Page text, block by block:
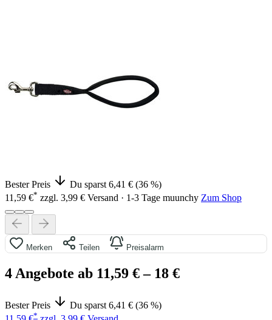
Bester Preis
Du sparst 6,41 € (36 %)
11,59 €* zzgl. 3,99 € Versand · 1-3 Tage muunchy Zum Shop
Merken Teilen Preisalarm
4 Angebote ab 11,59 €– 18 €
Bester Preis
Du sparst 6,41 € (36 %)
*